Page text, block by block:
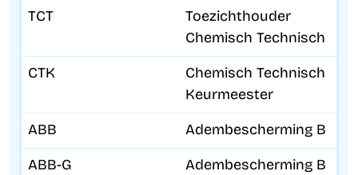
TCT
Toezichthouder
Chemisch Technisch
CTK
Chemisch Technisch
Keurmeester
ABB Adembescherming B
ABB-G
Adembescherming B